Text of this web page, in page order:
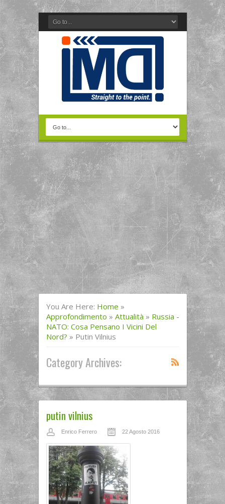
You Are Here: Home »
Approfondimento » Attualità » Russia -
NATO: Cosa Pensano I Vicini Del
Nord? » Putin Vilnius
Category Archives:
putin vilnius
Enrico Ferrero 22 Agosto 2016